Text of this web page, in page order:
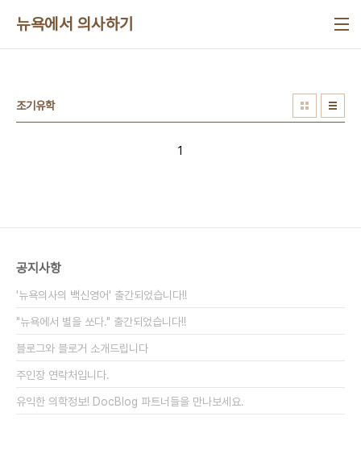
뉴욕에서 의사하기
조기유학
1
공지사항
'뉴욕의사의 백신영어' 출간되었습니다!!
"뉴욕에서 별을 쏘다." 출간되었습니다!!
블로그와 블로거 소개드립니다
주인장 연락처입니다.
유익한 의학정보! DocBlog 파트너들을 만나보세요.